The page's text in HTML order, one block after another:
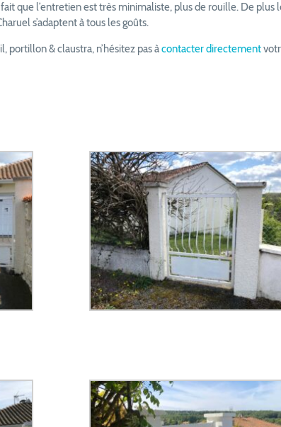
que l’entretien est très minimaliste, plus de rouille. De
s’adaptent à tous les goûts.
portillon & claustra, n’hésitez pas àcontacter directement